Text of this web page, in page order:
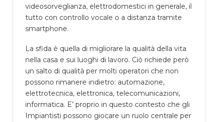
videosorveglianza, elettrodomestici in generale, il
tutto con controllo vocale o a distanza tramite
smartphone.
La sfida è quella di migliorare la qualità della vita
nella casa e sui luoghi di lavoro. Ciò richiede però
un salto di qualità per molti operatori che non
possono rimanere indietro: automazione,
elettrotecnica, elettronica, telecomunicazioni,
informatica. E’ proprio in questo contesto che gli
Impiantisti possono giocare un ruolo centrale per